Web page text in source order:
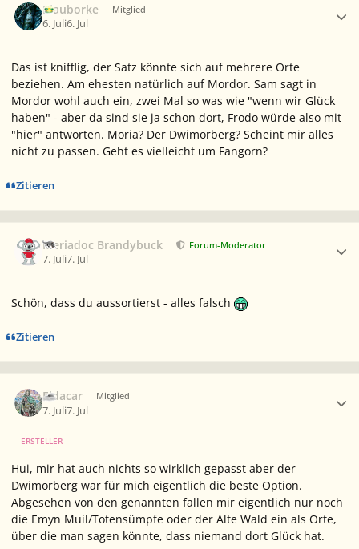
Blauborke Mitglied
6. Juli6. Jul
Das ist knifflig, der Satz könnte sich auf mehrere Orte
beziehen. Am ehesten natürlich auf Mordor. Sam sagt in
Mordor wohl auch ein, zwei Mal so was wie "wenn wir Glück
haben" - aber da sind sie ja schon dort, Frodo würde also mit
"hier" antworten. Moria? Der Dwimorberg? Scheint mir alles
nicht zu passen. Geht es vielleicht um Fangorn?
Zitieren
Meriadoc Brandybuck Forum-Moderator
7. Juli7. Jul
Schön, dass du aussortierst - alles falsch
Zitieren
Eldacar Mitglied
7. Juli7. Jul
ERSTELLER
Hui, mir hat auch nichts so wirklich gepasst aber der
Dwimorberg war für mich eigentlich die beste Option.
Abgesehen von den genannten fallen mir eigentlich nur noch
die Emyn Muil/Totensümpfe oder der Alte Wald ein als Orte,
über die man sagen könnte, dass niemand dort Glück hat.